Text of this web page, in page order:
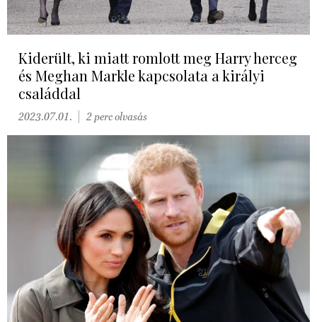
Kiderült, ki miatt romlott meg Harry herceg
és Meghan Markle kapcsolata a királyi
családdal
2023.07.01. 2 perc olvasás